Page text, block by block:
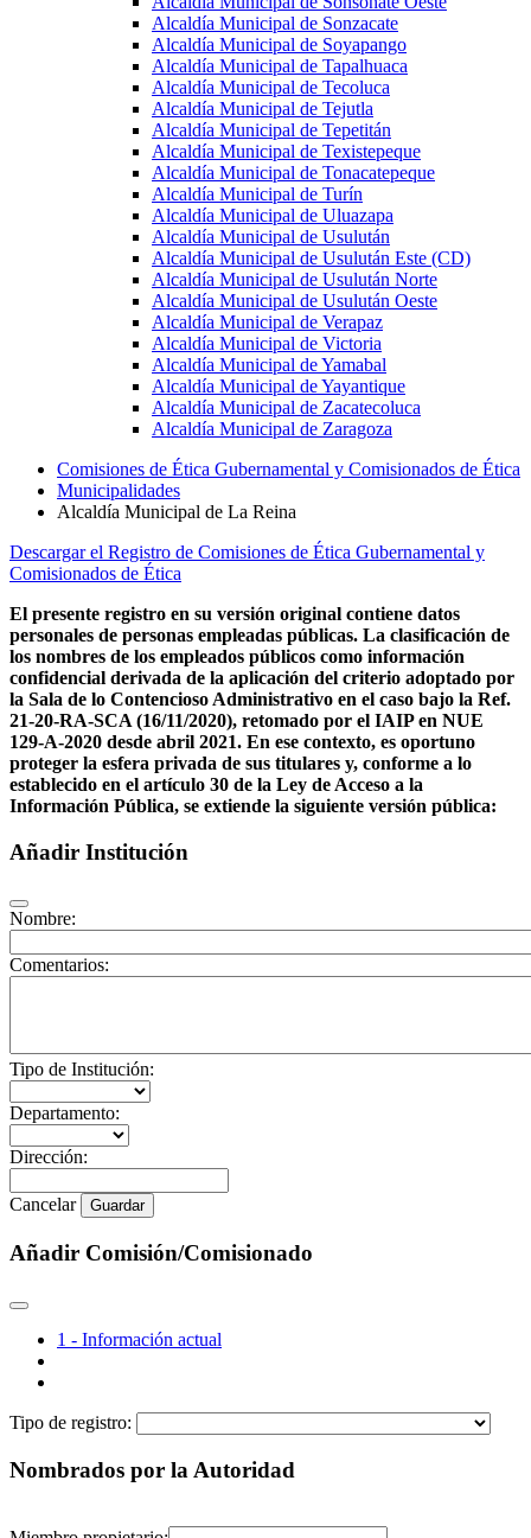
Alcaldía Municipal de Sonzacate
Alcaldía Municipal de Soyapango
Alcaldía Municipal de Tapalhuaca
Alcaldía Municipal de Tecoluca
Alcaldía Municipal de Tejutla
Alcaldía Municipal de Tepetitán
Alcaldía Municipal de Texistepeque
Alcaldía Municipal de Tonacatepeque
Alcaldía Municipal de Turín
Alcaldía Municipal de Uluazapa
Alcaldía Municipal de Usulután
Alcaldía Municipal de Usulután Este (CD)
Alcaldía Municipal de Usulután Norte
Alcaldía Municipal de Usulután Oeste
Alcaldía Municipal de Verapaz
Alcaldía Municipal de Victoria
Alcaldía Municipal de Yamabal
Alcaldía Municipal de Yayantique
Alcaldía Municipal de Zacatecoluca
Alcaldía Municipal de Zaragoza
Comisiones de Ética Gubernamental y Comisionados de Ética
Municipalidades
Alcaldía Municipal de La Reina
Descargar el Registro de Comisiones de Ética Gubernamental y
Comisionados de Ética
El presente registro en su versión original contiene datos
personales de personas empleadas públicas. La clasificación de
los nombres de los empleados públicos como información
confidencial derivada de la aplicación del criterio adoptado por
la Sala de lo Contencioso Administrativo en el caso bajo la Ref.
21-20-RA-SCA (16/11/2020), retomado por el IAIP en NUE
129-A-2020 desde abril 2021. En ese contexto, es oportuno
proteger la esfera privada de sus titulares y, conforme a lo
establecido en el artículo 30 de la Ley de Acceso a la
Información Pública, se extiende la siguiente versión pública:
Añadir Institución
Nombre:
Comentarios:
Tipo de Institución:
Departamento:
Dirección:
Cancelar Guardar
Añadir Comisión/Comisionado
1 - Información actual
Tipo de registro:
Nombrados por la Autoridad